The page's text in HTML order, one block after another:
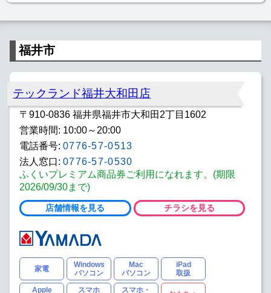
福井市
テックランド福井大和田店
〒910-0836 福井県福井市大和田2丁目1602
営業時間: 10:00～20:00
電話番号: 0776-57-0513
法人窓口: 0776-57-0530
ふくいプレミアム商品券ご利用になれます。(期限
2026/09/30まで)
店舗情報を見る チラシを見る
家電
Windows
パソコン
Mac
パソコン
iPad
取扱
Apple スマホ スマホ・